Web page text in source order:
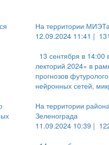
На территории МИЭТа
12.09.2024 11:41 |
13 сентября в 14:00
лекторий 2024» в
прогнозов
нейронных сетей,
На территории
Зеленограда
11.09.2024 10:39 |